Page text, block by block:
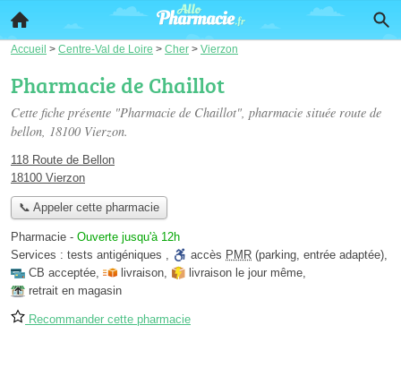
Accueil > Centre-Val de Loire > Cher > Vierzon
Pharmacie de Chaillot
Cette fiche présente "Pharmacie de Chaillot", pharmacie située route de
bellon, 18100 Vierzon.
118 Route de Bellon
18100 Vierzon
📞 Appeler cette pharmacie
Pharmacie - Ouverte jusqu'à 12h
Services : tests antigéniques , accès PMR (parking, entrée adaptée),
CB acceptée, livraison, livraison le jour même,
retrait en magasin
Recommander cette pharmacie